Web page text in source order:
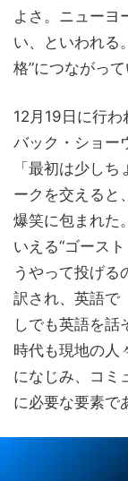
よさ。ニューヨ
い、といわれる
格”につながっ
12月19日に行わ
バック・ショー
「最初は少し
ークを交えると
爆笑に包まれた
いえる“ゴース
うやって投げる
訳され、英語で
しでも英語を話
時代も現地の人
になじみ、コミ
に必要な要素で